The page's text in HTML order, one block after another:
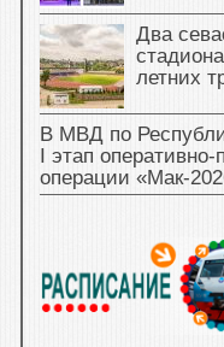
Два
летних
В МВД по
I этап
операции